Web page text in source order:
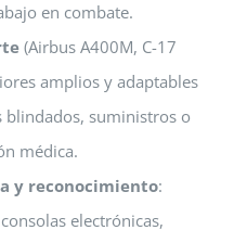
en combate.
(Airbus A400M, C-17
amplios y adaptables
blindados, suministros o
médica.
y reconocimiento:
electrónicas,